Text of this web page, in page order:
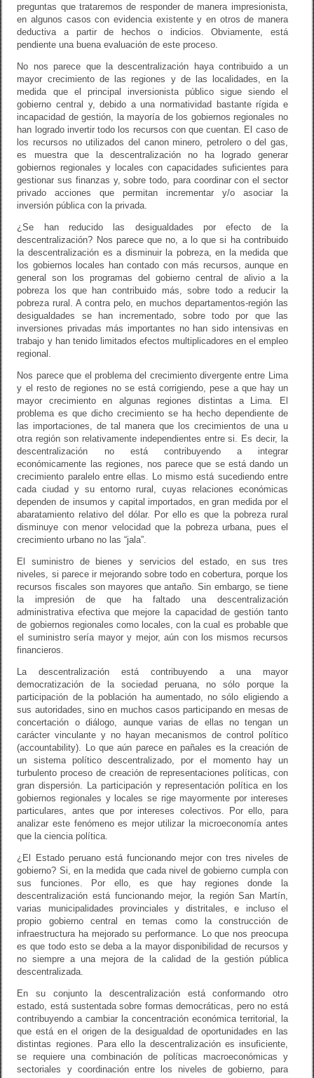
preguntas que trataremos de responder de manera impresionista,
en algunos casos con evidencia existente y en otros de manera
deductiva a partir de hechos o indicios. Obviamente, está
pendiente una buena evaluación de este proceso.
No nos parece que la descentralización haya contribuido a un
mayor crecimiento de las regiones y de las localidades, en la
medida que el principal inversionista público sigue siendo el
gobierno central y, debido a una normatividad bastante rígida e
incapacidad de gestión, la mayoría de los gobiernos regionales no
han logrado invertir todo los recursos con que cuentan. El caso de
los recursos no utilizados del canon minero, petrolero o del gas,
es muestra que la descentralización no ha logrado generar
gobiernos regionales y locales con capacidades suficientes para
gestionar sus finanzas y, sobre todo, para coordinar con el sector
privado acciones que permitan incrementar y/o asociar la
inversión pública con la privada.
¿Se han reducido las desigualdades por efecto de la
descentralización? Nos parece que no, a lo que si ha contribuido
la descentralización es a disminuir la pobreza, en la medida que
los gobiernos locales han contado con más recursos, aunque en
general son los programas del gobierno central de alivio a la
pobreza los que han contribuido más, sobre todo a reducir la
pobreza rural. A contra pelo, en muchos departamentos-región las
desigualdades se han incrementado, sobre todo por que las
inversiones privadas más importantes no han sido intensivas en
trabajo y han tenido limitados efectos multiplicadores en el empleo
regional.
Nos parece que el problema del crecimiento divergente entre Lima
y el resto de regiones no se está corrigiendo, pese a que hay un
mayor crecimiento en algunas regiones distintas a Lima. El
problema es que dicho crecimiento se ha hecho dependiente de
las importaciones, de tal manera que los crecimientos de una u
otra región son relativamente independientes entre si. Es decir, la
descentralización no está contribuyendo a integrar
económicamente las regiones, nos parece que se está dando un
crecimiento paralelo entre ellas. Lo mismo está sucediendo entre
cada ciudad y su entorno rural, cuyas relaciones económicas
dependen de insumos y capital importados, en gran medida por el
abaratamiento relativo del dólar. Por ello es que la pobreza rural
disminuye con menor velocidad que la pobreza urbana, pues el
crecimiento urbano no las “jala”.
El suministro de bienes y servicios del estado, en sus tres
niveles, si parece ir mejorando sobre todo en cobertura, porque los
recursos fiscales son mayores que antaño. Sin embargo, se tiene
la impresión de que ha faltado una descentralización
administrativa efectiva que mejore la capacidad de gestión tanto
de gobiernos regionales como locales, con la cual es probable que
el suministro sería mayor y mejor, aún con los mismos recursos
financieros.
La descentralización está contribuyendo a una mayor
democratización de la sociedad peruana, no sólo porque la
participación de la población ha aumentado, no sólo eligiendo a
sus autoridades, sino en muchos casos participando en mesas de
concertación o diálogo, aunque varias de ellas no tengan un
carácter vinculante y no hayan mecanismos de control político
(accountability). Lo que aún parece en pañales es la creación de
un sistema político descentralizado, por el momento hay un
turbulento proceso de creación de representaciones políticas, con
gran dispersión. La participación y representación política en los
gobiernos regionales y locales se rige mayormente por intereses
particulares, antes que por intereses colectivos. Por ello, para
analizar este fenómeno es mejor utilizar la microeconomía antes
que la ciencia política.
¿El Estado peruano está funcionando mejor con tres niveles de
gobierno? Si, en la medida que cada nivel de gobierno cumpla con
sus funciones. Por ello, es que hay regiones donde la
descentralización está funcionando mejor, la región San Martín,
varias municipalidades provinciales y distritales, e incluso el
propio gobierno central en temas como la construcción de
infraestructura ha mejorado su performance. Lo que nos preocupa
es que todo esto se deba a la mayor disponibilidad de recursos y
no siempre a una mejora de la calidad de la gestión pública
descentralizada.
En su conjunto la descentralización está conformando otro
estado, está sustentada sobre formas democráticas, pero no está
contribuyendo a cambiar la concentración económica territorial, la
que está en el origen de la desigualdad de oportunidades en las
distintas regiones. Para ello la descentralización es insuficiente,
se requiere una combinación de políticas macroeconómicas y
sectoriales y coordinación entre los niveles de gobierno, para